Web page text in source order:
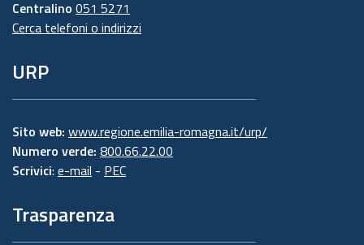
Centralino 051 5271
Cerca telefoni o indirizzi
URP
Sito web: www.regione.emilia-romagna.it/urp/
Numero verde: 800.66.22.00
Scrivici: e-mail - PEC
Trasparenza